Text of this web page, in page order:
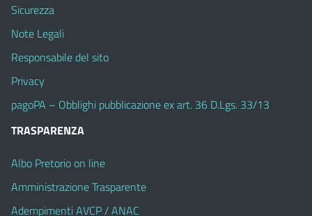
Sicurezza
Note Legali
Responsabile del sito
Privacy
pagoPA – Obblighi pubblicazione ex art. 36 D.Lgs. 33/13
TRASPARENZA
Albo Pretorio on line
Amministrazione Trasparente
Adempimenti AVCP / ANAC